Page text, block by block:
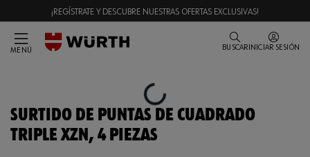
¡REGÍSTRATE Y DESCUBRE NUESTRAS OFERTAS EXCLUSIVAS!
MENÚ BUSCAR INICIAR SESIÓN
Loading...
SURTIDO DE PUNTAS DE CUADRADO
TRIPLE XZN, 4 PIEZAS